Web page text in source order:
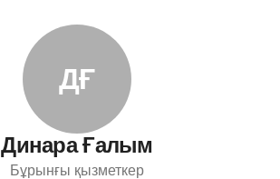
ДҒ
Динара Ғалым
Бұрынғы қызметкер